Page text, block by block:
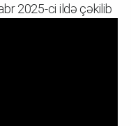
2025-ci ildə çəkilib